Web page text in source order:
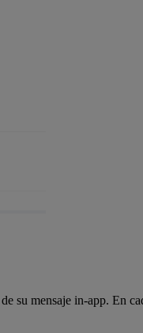
su mensaje in-app. En